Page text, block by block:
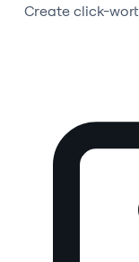
Create click-